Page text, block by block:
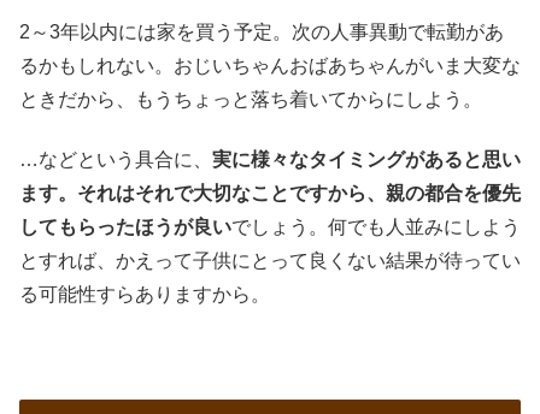
2～3年以内には家を買う予定。次の人事異動で転勤があ
るかもしれない。おじいちゃんおばあちゃんがいま大変な
ときだから、もうちょっと落ち着いてからにしよう。
…などという具合に、 実に様々なタイミングがあると思い
ます。それはそれで大切なことですから、親の都合を優先
してもらったほうが良いでしょう。何でも人並みにしよう
とすれば、かえって子供にとって良くない結果が待ってい
る可能性すらありますから。